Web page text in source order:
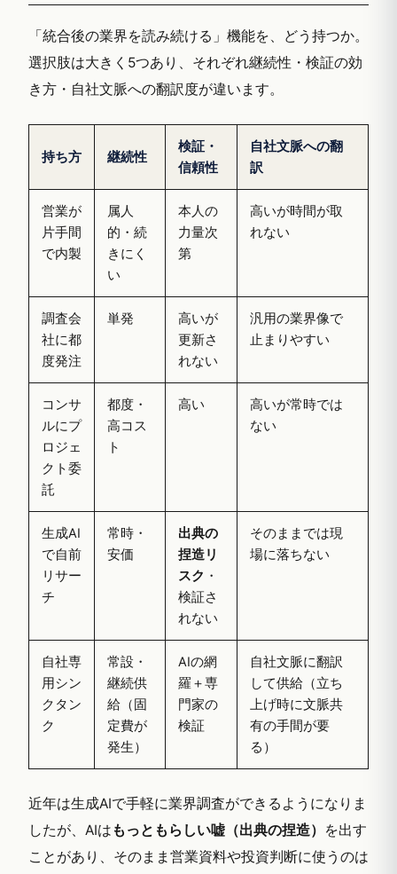
「統合後の業界を読み続ける」機能を、どう持つか。
選択肢は大きく5つあり、それぞれ継続性・検証の効
き方・自社文脈への翻訳度が違います。
持ち方 継続性
検証・
信頼性
自社文脈への翻
訳
営業が
片手間
で内製
属人
的・続
きにく
い
本人の
力量次
第
高いが時間が取
れない
調査会
社に都
度発注
単発
高いが
更新さ
れない
汎用の業界像で
止まりやすい
コンサ
ルにプ
ロジェ
クト委
託
都度・
高コス
ト
高い
高いが常時では
ない
生成AI
で自前
リサー
チ
常時・
安価
出典の
捏造リ
スク ・
検証さ
れない
そのままでは現
場に落ちない
自社専
用シン
クタン
ク
常設・
継続供
給（固
定費が
発生）
AIの網
羅＋専
門家の
検証
自社文脈に翻訳
して供給（立ち
上げ時に文脈共
有の手間が要
る）
近年は生成AIで手軽に業界調査ができるようになりま
したが、AIは もっともらしい嘘（出典の捏造） を出す
ことがあり、そのまま営業資料や投資判断に使うのは